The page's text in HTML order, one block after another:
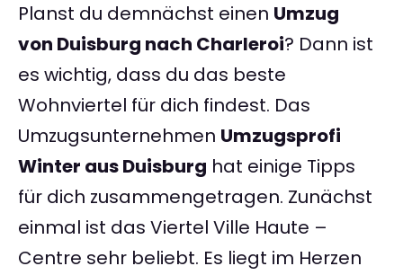
Planst du demnächst einen Umzug
von Duisburg nach Charleroi? Dann ist
es wichtig, dass du das beste
Wohnviertel für dich findest. Das
Umzugsunternehmen Umzugsprofi
Winter aus Duisburg hat einige Tipps
für dich zusammengetragen. Zunächst
einmal ist das Viertel Ville Haute –
Centre sehr beliebt. Es liegt im Herzen